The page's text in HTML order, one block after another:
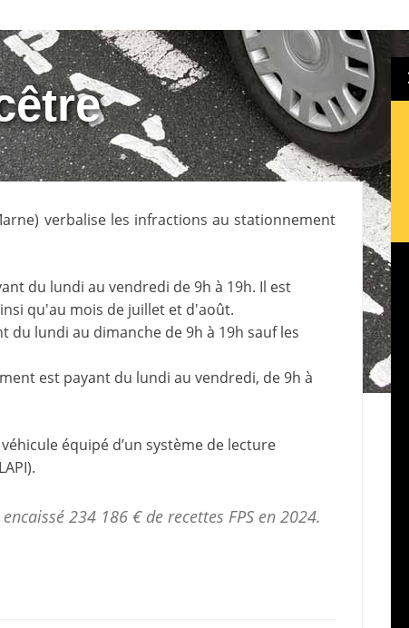
) verbalise les infractions au stationnement
du lundi au vendredi de 9h à 19h. Il est
qu'au mois de juillet et d'août.
lundi au dimanche de 9h à 19h sauf les
est payant du lundi au vendredi, de 9h à
équipé d’un système de lecture
234 186 € de recettes FPSen 2024.